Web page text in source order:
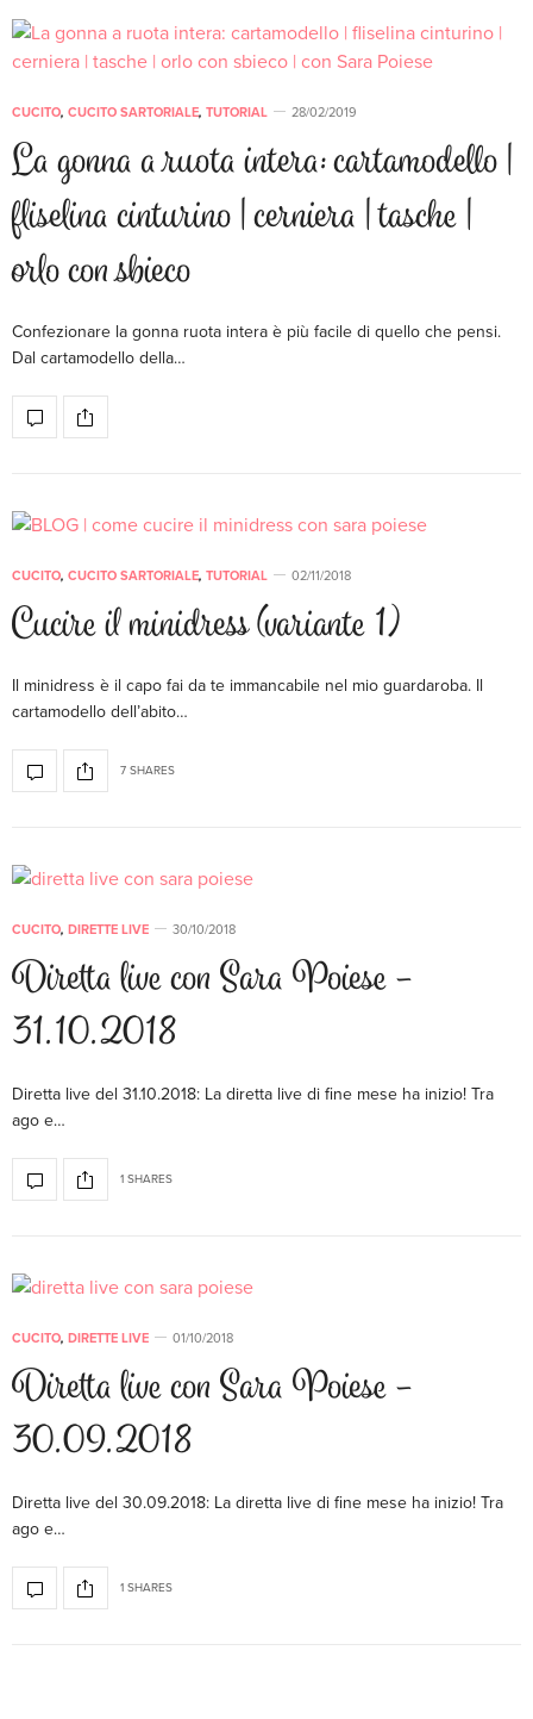
CUCITO, CUCITO SARTORIALE, TUTORIAL 28/02/2019
La gonna a ruota intera: cartamodello |
fliselina cinturino | cerniera | tasche |
orlo con sbieco
Confezionare la gonna ruota intera è più facile di quello che pensi.
Dal cartamodello della…
CUCITO, CUCITO SARTORIALE, TUTORIAL 02/11/2018
Cucire il minidress (variante 1)
Il minidress è il capo fai da te immancabile nel mio guardaroba. Il
cartamodello dell’abito…
7 SHARES
CUCITO, DIRETTE LIVE 30/10/2018
Diretta live con Sara Poiese –
31.10.2018
Diretta live del 31.10.2018: La diretta live di fine mese ha inizio! Tra
ago e…
1 SHARES
CUCITO, DIRETTE LIVE 01/10/2018
Diretta live con Sara Poiese –
30.09.2018
Diretta live del 30.09.2018: La diretta live di fine mese ha inizio! Tra
ago e…
1 SHARES